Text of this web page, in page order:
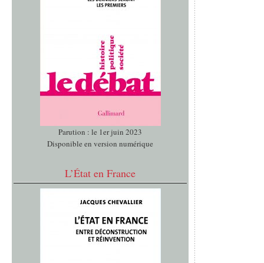
Parution : le 1er juin 2023
Disponible en version numérique
L’État en France